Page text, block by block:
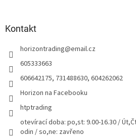
Kontakt
horizontrading@email.cz
605333663
606642175, 731488630, 604262062
Horizon na Facebooku
htptrading
otevírací doba: po,st: 9.00-16.30 /
odin / so,ne: zavřeno